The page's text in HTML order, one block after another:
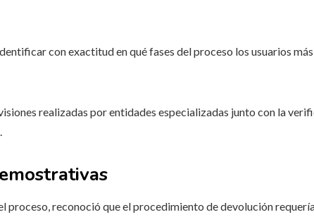
con exactitud en qué fases del proceso los usuarios más
realizadas por entidades especializadas junto con la
proceso, reconoció que el procedimiento de devolución